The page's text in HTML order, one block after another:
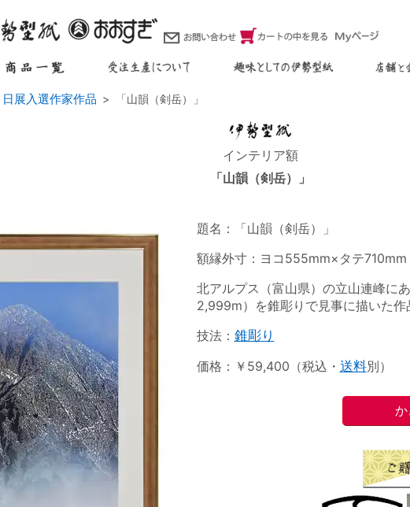
日展入選作家作品 「山韻（剣岳）」
インテリア額
「山韻（剣岳）」
題名：「山韻（剣岳）」
額縁外寸：ヨコ555mm×タテ710mm
北アルプス（富山県）の立山連峰に
2,999m）を錐彫りで見事に描いた作
技法： 錐彫り
価格：￥59,400（税込・ 送料別）